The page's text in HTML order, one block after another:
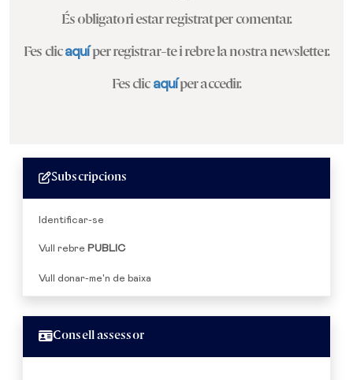
És obligatori estar registrat per comentar.
Fes clicaquíper registrar-te i rebre la nostra newsletter.
Fes clic aquíper accedir.
Subscripcions
Identificar-se
Vull rebre PUBLIC
Vull donar-me'n de baixa
Consell assessor